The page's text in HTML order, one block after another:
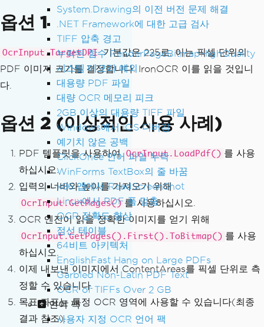
System.Drawing의 이전 버전 문제 해결
.NET Framework에 대한 고급 검사
TIFF 압축 경고
누락된 함수 RenderPageBitmapHighQuality
시스템 메모리 예외
대용량 PDF 파일
대량 OCR 메모리 피크
2GB 이상의 대용량 TIFF 파일
Windows에서 iOS 디버깅
예기치 않은 공백
ClickOnce 언어 파일 누락
WinForms TextBox의 줄 바꿈
x86 앱에서 ReadScreenShot
Linux에서 PDF 폼 멈춤
OCR 정확도 향상
점선 테이블
64비트 아키텍처
EnglishFast Hang on Large PDFs
Garbled Non-Latin PDF Text
OCR of TIFFs Over 2 GB
언어 팩
사용자 지정 OCR 언어 팩
옵션 1
OcrInput.TargetDPI 기본값은 225로, 이는 픽셀 단위의
PDF 이미지 크기를 결정합니다. IronOCR 이를 읽을 것입니
다.
옵션 2 (이상적인 사용 사례)
PDF 템플릿을 사용하여 OcrInput.LoadPdf() 를 사용
하십시오.
입력의 너비와 높이를 가져오기 위해
OcrInput.GetPages() 를 사용하십시오.
OCR 엔진이 읽을 정확한 이미지를 얻기 위해
OcrInput.GetPages().First().ToBitmap() 를 사용
하십시오.
이제 내보낸 이미지에서 ContentAreas를 픽셀 단위로 측
정할 수 있습니다.
목표 좌표는 특정 OCR 영역에 사용할 수 있습니다(최종
결과 참조).